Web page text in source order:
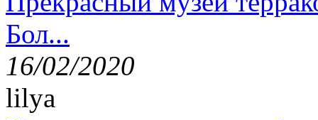
Бол...
16/02/2020
lilya